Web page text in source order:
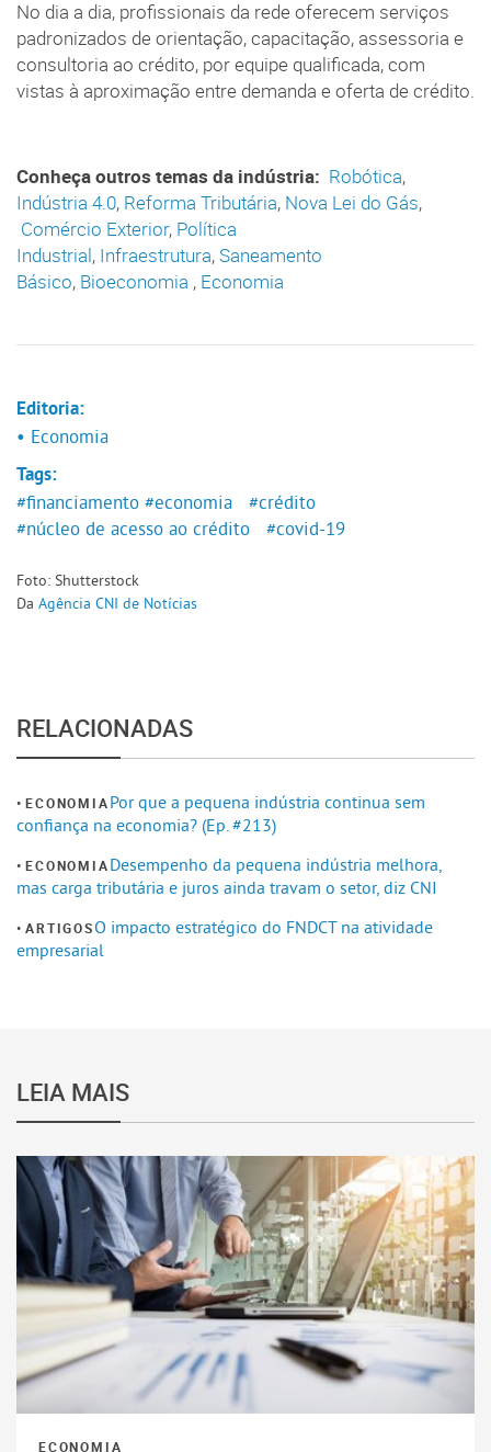
No dia a dia, profissionais da rede oferecem serviços
padronizados de orientação, capacitação, assessoria e
consultoria ao crédito, por equipe qualificada, com
vistas à aproximação entre demanda e oferta de crédito.
Conheça outros temas da indústria: Robótica,
Indústria 4.0, Reforma Tributária, Nova Lei do Gás,
Comércio Exterior, Política
Industrial, Infraestrutura,Saneamento
Básico, Bioeconomia , Economia
Editoria:
• Economia
Tags:
#financiamento #economia
#crédito
#núcleo de acesso ao crédito
#covid-19
Foto: Shutterstock
Da Agência CNI de Notícias
RELACIONADAS
ECONOMIAPor que a pequena indústria continua sem
confiança na economia? (Ep. #213)
ECONOMIADesempenho da pequena indústria melhora,
mas carga tributária e juros ainda travam o setor, diz CNI
ARTIGOSO impacto estratégico do FNDCT na atividade
empresarial
LEIA MAIS
ECONOMIA